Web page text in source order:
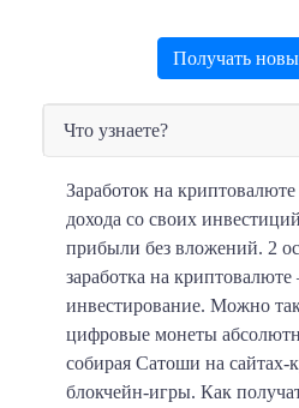
Получать
Что узнаете?
Заработок на
дохода со своих
прибыли без вложений. 2
заработка на
инвестирование. Можно
цифровые монеты
собирая Сатоши на сайтах-
блокчейн-игры. Как